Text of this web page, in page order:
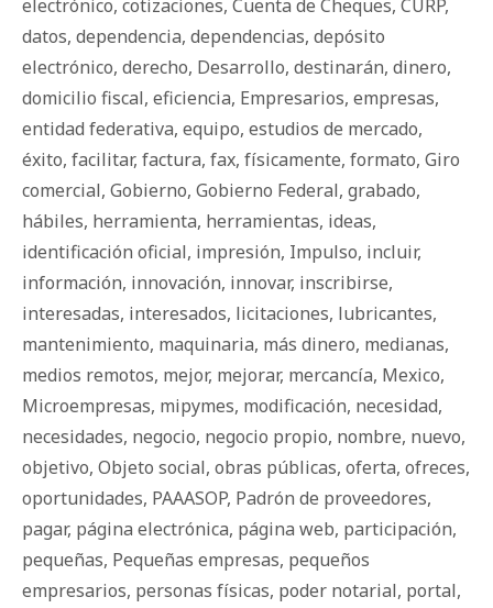
electrónico, cotizaciones, Cuenta de Cheques, CURP,
datos, dependencia, dependencias, depósito
electrónico, derecho, Desarrollo, destinarán, dinero,
domicilio fiscal, eficiencia, Empresarios, empresas,
entidad federativa, equipo, estudios de mercado,
éxito, facilitar, factura, fax, físicamente, formato, Giro
comercial, Gobierno, Gobierno Federal, grabado,
hábiles, herramienta, herramientas, ideas,
identificación oficial, impresión, Impulso, incluir,
información, innovación, innovar, inscribirse,
interesadas, interesados, licitaciones, lubricantes,
mantenimiento, maquinaria, más dinero, medianas,
medios remotos, mejor, mejorar, mercancía, Mexico,
Microempresas, mipymes, modificación, necesidad,
necesidades, negocio, negocio propio, nombre, nuevo,
objetivo, Objeto social, obras públicas, oferta, ofreces,
oportunidades, PAAASOP, Padrón de proveedores,
pagar, página electrónica, página web, participación,
pequeñas, Pequeñas empresas, pequeños
empresarios, personas físicas, poder notarial, portal,